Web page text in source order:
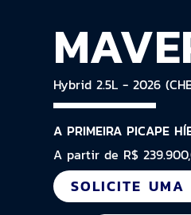
Hybrid 2.5L - 2026
A PRIMEIRA PICAPE
A partir de R$
SOLICITE UMA